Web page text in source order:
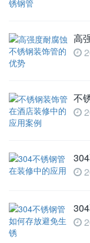
高
不